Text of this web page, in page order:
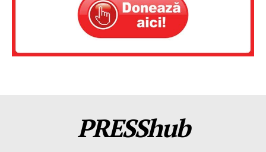
PRESShub